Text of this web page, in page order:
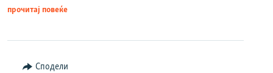
прочитај повеќе
Сподели